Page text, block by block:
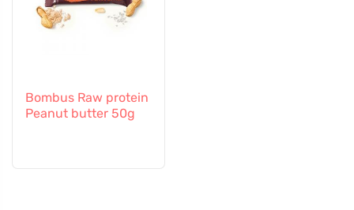
Bombus Raw protein
Peanut butter 50g